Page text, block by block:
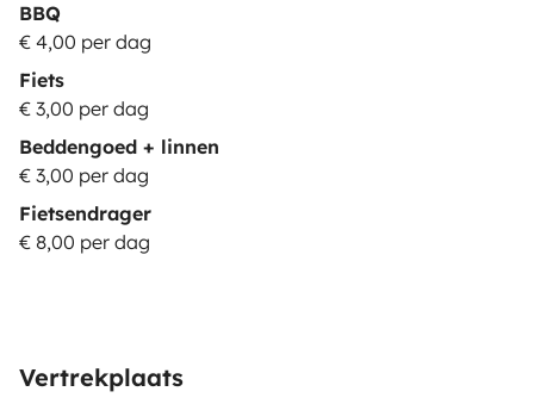
BBQ
€ 4,00 per dag
Fiets
€ 3,00 per dag
Beddengoed + linnen
€ 3,00 per dag
Fietsendrager
€ 8,00 per dag
Vertrekplaats